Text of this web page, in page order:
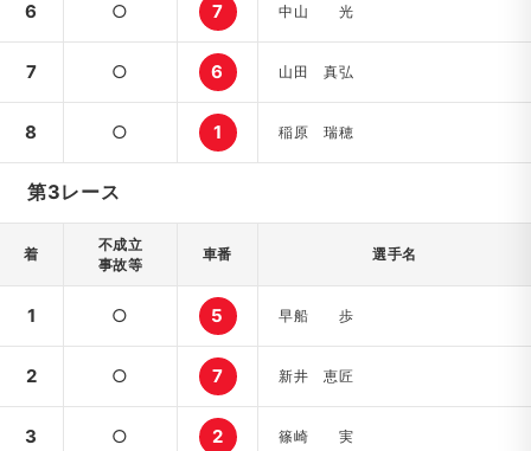
6 ○ 7 中山 光
7 ○ 6 山田 真弘
8 ○ 1 稲原 瑞穂
第3レース
着
不成立
事故等
車番 選手名
1 ○ 5 早船 歩
2 ○ 7 新井 恵匠
3 ○ 2 篠崎 実